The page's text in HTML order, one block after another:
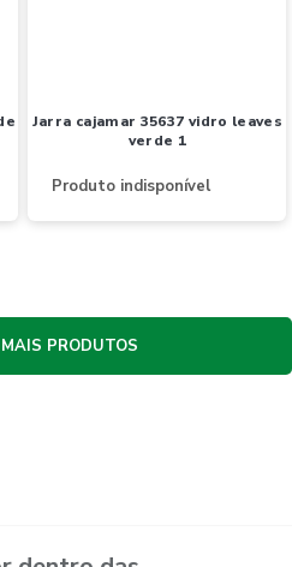
jarra cajamar 35637 vidro leaves
verde 1
Produto indisponível
PRODUTOS